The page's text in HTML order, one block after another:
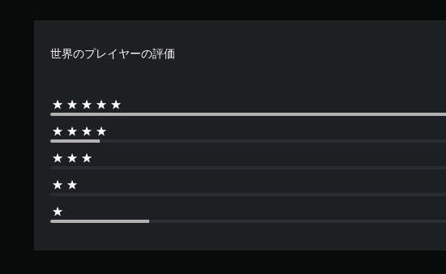
世界のプレイヤーの評価